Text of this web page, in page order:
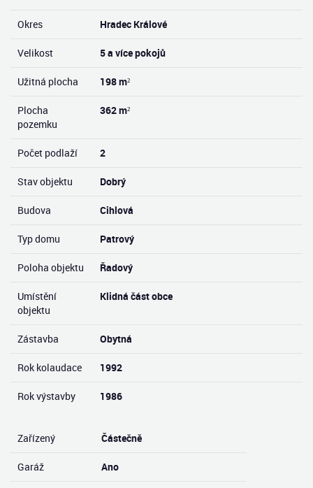
Okres Hradec Králové
Velikost 5 a více pokojů
Užitná plocha 198 m²
Plocha
pozemku
362 m²
Počet podlaží 2
Stav objektu Dobrý
Budova Cihlová
Typ domu Patrový
Poloha objektu Řadový
Umístění
objektu
Klidná část obce
Zástavba Obytná
Rok kolaudace 1992
Rok výstavby 1986
Zařízený Částečně
Garáž Ano